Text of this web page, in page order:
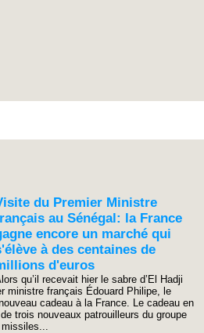
du Premier Ministre
au Sénégal: la France
encore un marché qui
à des centaines de
d'euros
qu’il recevait hier le sabre d’El Hadji
ministre français Édouard Philipe, le
cadeau à la France. Le cadeau en
trois nouveaux patrouilleurs du groupe